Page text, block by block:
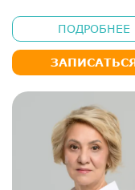
ПОДРОБНЕЕ